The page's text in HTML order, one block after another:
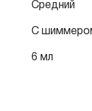
Средний
С
6 мл